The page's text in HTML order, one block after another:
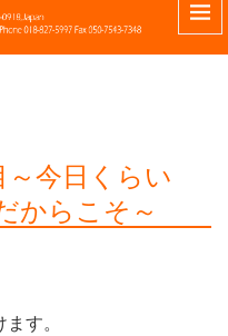
～今日くらい
からこそ～
す。